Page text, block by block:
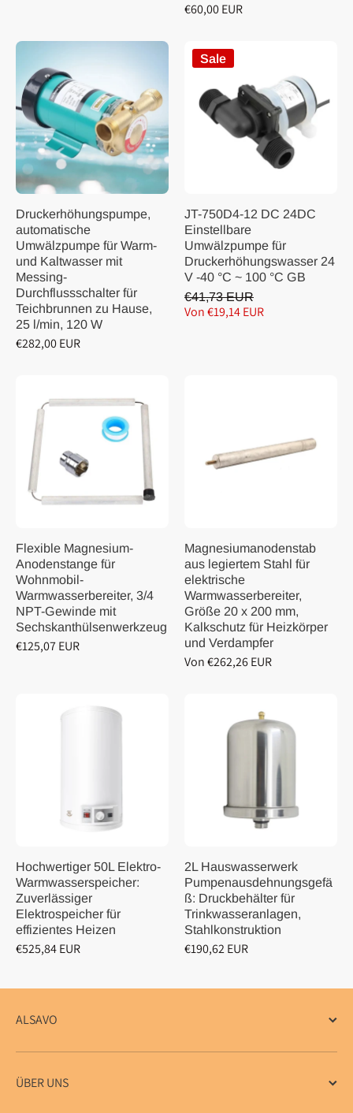
€60,00 EUR
Druckerhöhungspumpe,
automatische
Umwälzpumpe für Warm-
und Kaltwasser mit
Messing-
Durchflussschalter für
Teichbrunnen zu Hause,
25 l/min, 120 W
€282,00 EUR
Sale
JT-750D4-12 DC 24DC
Einstellbare
Umwälzpumpe für
Druckerhöhungswasser 24
V -40 °C ~ 100 °C GB
€41,73 EUR
Von €19,14 EUR
Flexible Magnesium-
Anodenstange für
Wohnmobil-
Warmwasserbereiter, 3/4
NPT-Gewinde mit
Sechskanthülsenwerkzeug
€125,07 EUR
Magnesiumanodenstab
aus legiertem Stahl für
elektrische
Warmwasserbereiter,
Größe 20 x 200 mm,
Kalkschutz für Heizkörper
und Verdampfer
Von €262,26 EUR
Hochwertiger 50L Elektro-
Warmwasserspeicher:
Zuverlässiger
Elektrospeicher für
effizientes Heizen
€525,84 EUR
2L Hauswasserwerk
Pumpenausdehnungsgefä
ß: Druckbehälter für
Trinkwasseranlagen,
Stahlkonstruktion
€190,62 EUR
ALSAVO
ÜBER UNS